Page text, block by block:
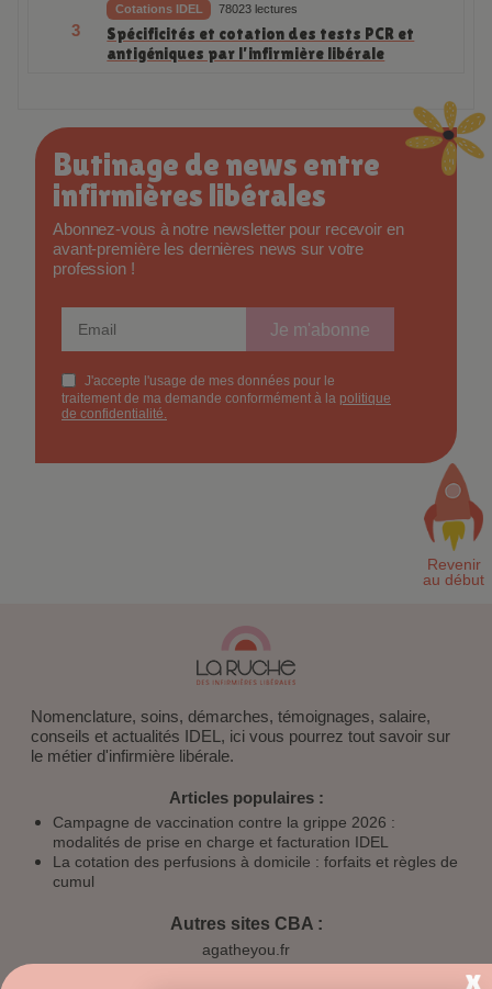
3
Cotations IDEL 78023 lectures
Spécificités et cotation des tests PCR et
antigéniques par l’infirmière libérale
Butinage de news entre
infirmières libérales
Abonnez-vous à notre newsletter pour recevoir en
avant-première les dernières news sur votre
profession !
Nomenclature, soins, démarches, témoignages, salaire,
conseils et actualités IDEL, ici vous pourrez tout savoir sur
le métier d'infirmière libérale.
Articles populaires :
Campagne de vaccination contre la grippe 2026 :
modalités de prise en charge et facturation IDEL
La cotation des perfusions à domicile : forfaits et règles de
cumul
Autres sites CBA :
agatheyou.fr
cbainfo.fr